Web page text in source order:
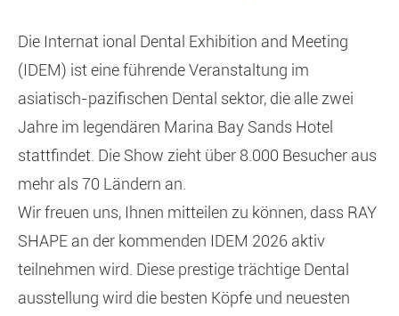
Die Internat ional Dental Exhibition and Meeting
(IDEM) ist eine führende Veranstaltung im
asiatisch-pazifischen Dental sektor, die alle zwei
Jahre im legendären Marina Bay Sands Hotel
stattfindet. Die Show zieht über 8.000 Besucher aus
mehr als 70 Ländern an.
Wir freuen uns, Ihnen mitteilen zu können, dass RAY
SHAPE an der kommenden IDEM 2026 aktiv
teilnehmen wird. Diese prestige trächtige Dental
ausstellung wird die besten Köpfe und neuesten